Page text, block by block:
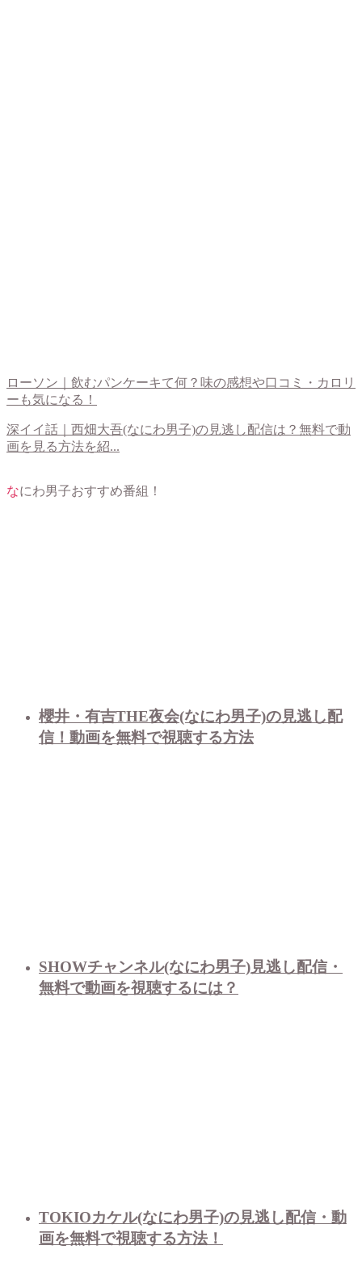
ローソン｜飲むパンケーキて何？味の感想や口コミ・カロリ
ーも気になる！
深イイ話｜西畑大吾(なにわ男子)の見逃し配信は？無料で動
画を見る方法を紹...
なにわ男子おすすめ番組！
櫻井・有吉THE夜会(なにわ男子)の見逃し配
信！動画を無料で視聴する方法
SHOWチャンネル(なにわ男子)見逃し配信・
無料で動画を視聴するには？
TOKIOカケル(なにわ男子)の見逃し配信・動
画を無料で視聴する方法！